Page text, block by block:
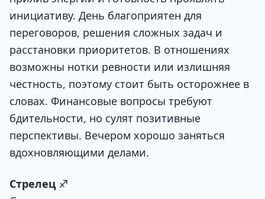
инициативу. День благоприятен для
переговоров, решения сложных задач и
расстановки приоритетов. В отношениях
возможны нотки ревности или излишняя
честность, поэтому стоит быть осторожнее в
словах. Финансовые вопросы требуют
бдительности, но сулят позитивные
перспективы. Вечером хорошо заняться
вдохновляющими делами.
Стрелец♐